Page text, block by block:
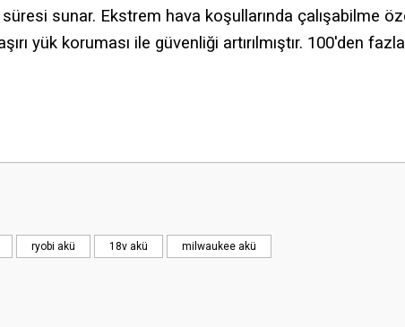
sunar. Ekstrem hava koşullarında çalışabilme
yük koruması ile güvenliği artırılmıştır. 100'den
ryobi akü 18v akü milwaukee akü